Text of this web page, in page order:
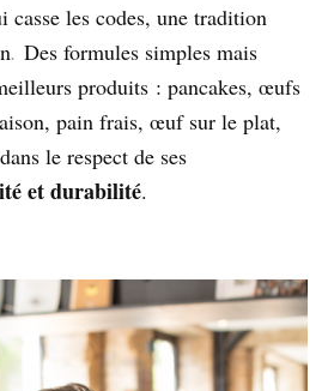
casse les codes, une tradition
. Des formules simples mais
produits : pancakes, œufs
pain frais, œuf sur le plat,
le respect de ses
et durabilité.